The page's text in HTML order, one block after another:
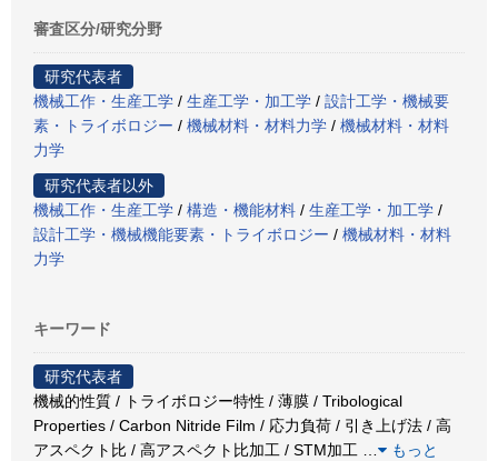
審査区分/研究分野
研究代表者
機械工作・生産工学 / 生産工学・加工学 / 設計工学・機械要
素・トライボロジー / 機械材料・材料力学 / 機械材料・材料
力学
研究代表者以外
機械工作・生産工学 / 構造・機能材料 / 生産工学・加工学 /
設計工学・機械機能要素・トライボロジー / 機械材料・材料
力学
キーワード
研究代表者
機械的性質 / トライボロジー特性 / 薄膜 / Tribological
Properties / Carbon Nitride Film / 応力負荷 / 引き上げ法 / 高
アスペクト比 / 高アスペクト比加工 / STM加工
もっと